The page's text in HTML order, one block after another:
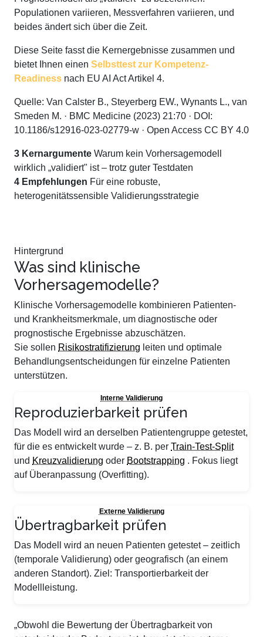
Populationen variieren, Messverfahren variieren, und
beides ändert sich über die Zeit.
Diese Seite fasst die Kernergebnisse zusammen und
bietet Ihnen einen Selbsttest zur Kompetenz-
Readiness nach EU AI Act Artikel 4.
Quelle: Van Calster B., Steyerberg EW., Wynants L., van
Smeden M. · BMC Medicine (2023) 21:70 · DOI:
10.1186/s12916-023-02779-w · Open Access CC BY 4.0
3 Kernargumente Warum kein Vorhersagemodell
wirklich „validiert" ist – trotz guter Testdaten
4 Empfehlungen Für eine robuste,
heterogenitätssensible Validierungsstrategie
Hintergrund
Was sind klinische
Vorhersagemodelle?
Klinische Vorhersagemodelle kombinieren Patienten-
und Krankheitsmerkmale, um diagnostische oder
prognostische Ergebnisse abzuschätzen.
Sie sollen Risikostratifizierung leiten und optimale
Behandlungsentscheidungen für einzelne Patienten
unterstützen.
Interne Validierung
Reproduzierbarkeit prüfen
Das Modell wird an derselben Patientengruppe getestet,
für die es entwickelt wurde – z. B. per Train-Test-Split
und Kreuzvalidierung oder Bootstrapping . Fokus liegt
auf Überanpassung (Overfitting).
Externe Validierung
Übertragbarkeit prüfen
Das Modell wird an neuen Patienten getestet – zeitlich
(temporale Validierung) oder geografisch (an einem
anderen Standort). Ziel: Transportierbarkeit der
Modellleistung.
„Obwohl die Bewertung der Übertragbarkeit von